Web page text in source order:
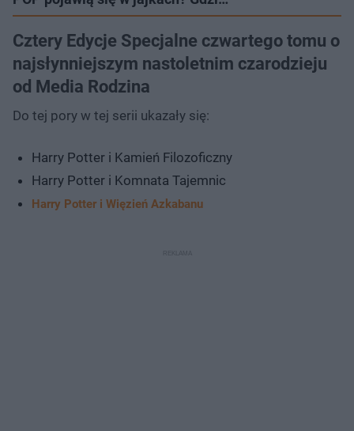
Cztery Edycje Specjalne czwartego tomu o
najsłynniejszym nastoletnim czarodzieju
od Media Rodzina
Do tej pory w tej serii ukazały się:
Harry Potter i Kamień Filozoficzny
Harry Potter i Komnata Tajemnic
Harry Potter i Więzień Azkabanu